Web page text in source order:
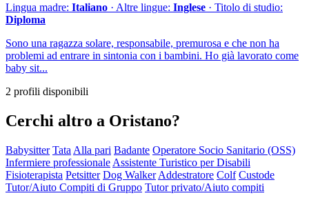
Lingua madre: Italiano · Altre lingue: Inglese · Titolo di studio:
Diploma
Sono una ragazza solare, responsabile, premurosa e che non ha
problemi ad entrare in sintonia con i bambini. Ho già lavorato come
baby sit...
2 profili disponibili
Cerchi altro a Oristano?
Babysitter Tata Alla pari Badante Operatore Socio Sanitario (OSS)
Infermiere professionale Assistente Turistico per Disabili
Fisioterapista Petsitter Dog Walker Addestratore Colf Custode
Tutor/Aiuto Compiti di Gruppo Tutor privato/Aiuto compiti